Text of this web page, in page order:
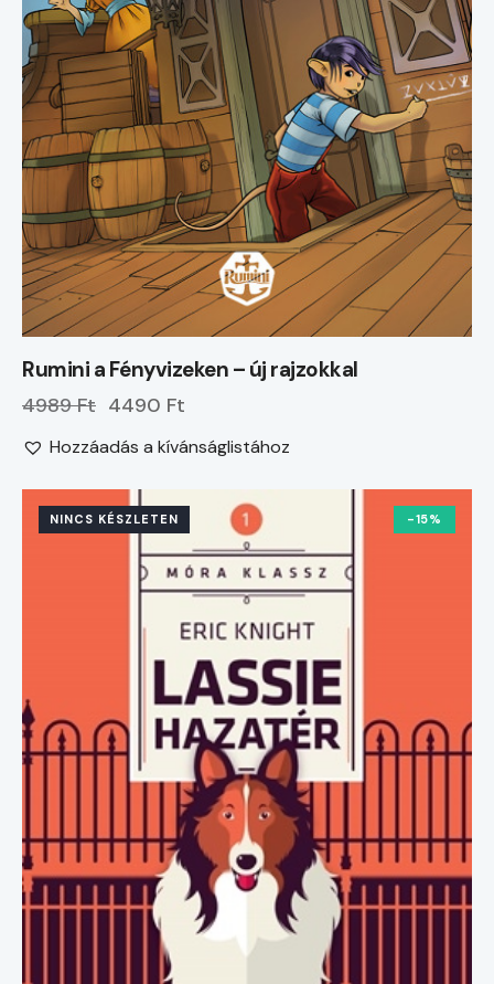
Rumini a Fényvizeken – új rajzokkal
4989 Ft 4490 Ft
Hozzáadás a kívánságlistához
NINCS KÉSZLETEN -15%